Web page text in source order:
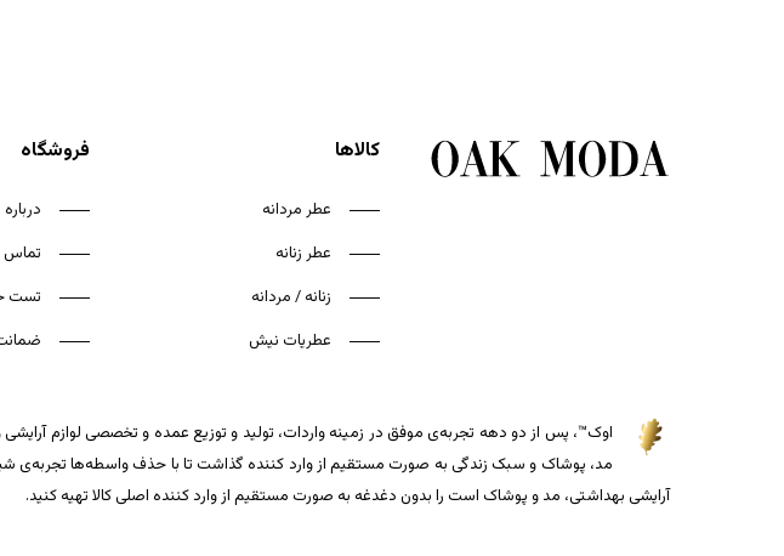
کالاها
عطر مردانه
عطر زنانه
زنانه / مردانه
عطریات نیش
فروشگاه
تماس
تست
اوک™، پس از دو دهه تجربه‌ی موفق در زمینه واردات، تولید و توزیع عمده و تخصصی لوازم آرایشی
مد، پوشاک و سبک زندگی به صورت مستقیم از وارد کننده گذاشت تا با حذف واسطه‌ها تجربه‌ی
آرایشی بهداشتی، مد و پوشاک است را بدون دغدغه به صورت مستقیم از وارد کننده اصلی کالا تهیه کنید.